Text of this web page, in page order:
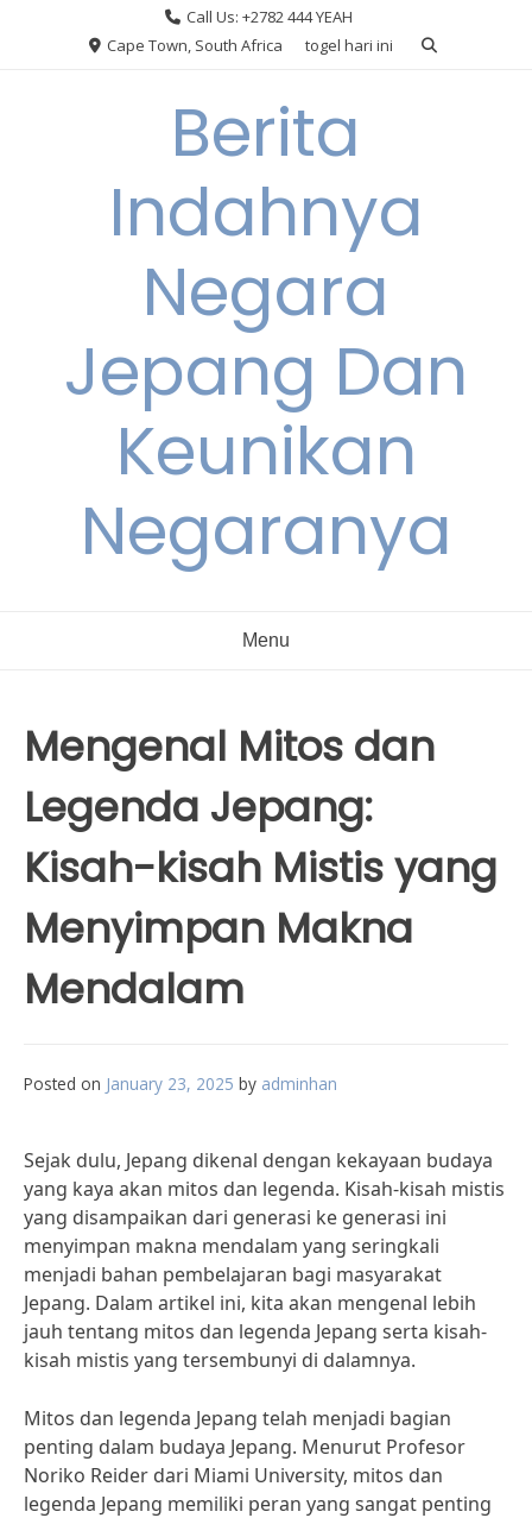
Call Us: +2782 444 YEAH
Cape Town, South Africa
togel hari ini
Berita
Indahnya
Negara
Jepang Dan
Keunikan
Negaranya
Menu
Mengenal Mitos dan
Legenda Jepang:
Kisah-kisah Mistis yang
Menyimpan Makna
Mendalam
Posted on January 23, 2025 by adminhan
Sejak dulu, Jepang dikenal dengan kekayaan budaya
yang kaya akan mitos dan legenda. Kisah-kisah mistis
yang disampaikan dari generasi ke generasi ini
menyimpan makna mendalam yang seringkali
menjadi bahan pembelajaran bagi masyarakat
Jepang. Dalam artikel ini, kita akan mengenal lebih
jauh tentang mitos dan legenda Jepang serta kisah-
kisah mistis yang tersembunyi di dalamnya.
Mitos dan legenda Jepang telah menjadi bagian
penting dalam budaya Jepang. Menurut Profesor
Noriko Reider dari Miami University, mitos dan
legenda Jepang memiliki peran yang sangat penting